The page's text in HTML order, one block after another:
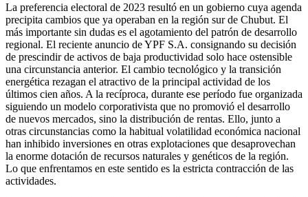
La preferencia electoral de 2023 resultó en un gobierno cuya agenda
precipita cambios que ya operaban en la región sur de Chubut. El
más importante sin dudas es el agotamiento del patrón de desarrollo
regional. El reciente anuncio de YPF S.A. consignando su decisión
de prescindir de activos de baja productividad solo hace ostensible
una circunstancia anterior. El cambio tecnológico y la transición
energética rezagan el atractivo de la principal actividad de los
últimos cien años. A la recíproca, durante ese período fue organizada
siguiendo un modelo corporativista que no promovió el desarrollo
de nuevos mercados, sino la distribución de rentas. Ello, junto a
otras circunstancias como la habitual volatilidad económica nacional
han inhibido inversiones en otras explotaciones que desaprovechan
la enorme dotación de recursos naturales y genéticos de la región.
Lo que enfrentamos en este sentido es la estricta contracción de las
actividades.